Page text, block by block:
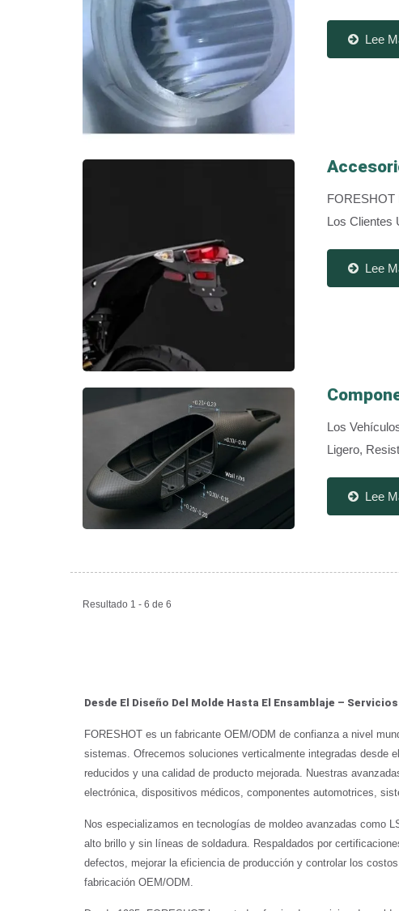
Lee
FORESHOT
Los Clientes
Lee
Los
Ligero,
Lee
Resultado 1 - 6 de 6
Desde El Diseño Del Molde Hasta El Ensamblaje –
FORESHOT es un fabricante OEM/ODM de confianza a nivel
sistemas. Ofrecemos soluciones verticalmente integradas desde
reducidos y una calidad de producto mejorada. Nuestras
electrónica, dispositivos médicos, componentes automotrices,
Nos especializamos en tecnologías de moldeo avanzadas como
alto brillo y sin líneas de soldadura. Respaldados por
defectos, mejorar la eficiencia de producción y controlar los
fabricación OEM/ODM.